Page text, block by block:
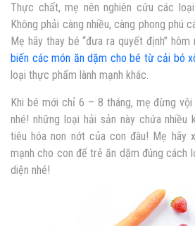
Thực chất, mẹ nên nghiên cứu các
Không phải càng nhiều, càng phong phú
Mẹ hãy thay bé “đưa ra quyết định”
biến các món ăn dặm cho bé từ cải bó
loại thực phẩm lành mạnh khác.
Khi bé mới chỉ 6 – 8 tháng, mẹ đừng
nhé! những loại hải sản này chứa nhiều
tiêu hóa non nớt của con đâu! Mẹ hãy
mạnh cho con để trẻ ăn dặm đúng cách
diện nhé!